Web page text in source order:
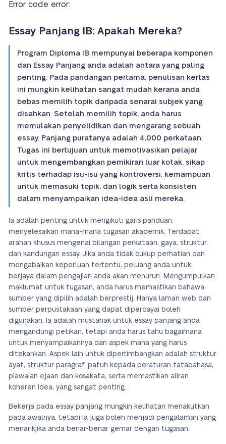
Error code error:
Essay Panjang IB: Apakah Mereka?
Program Diploma IB mempunyai beberapa komponen
dan Essay Panjang anda adalah antara yang paling
penting. Pada pandangan pertama, penulisan kertas
ini mungkin kelihatan sangat mudah kerana anda
bebas memilih topik daripada senarai subjek yang
disahkan. Setelah memilih topik, anda harus
memulakan penyelidikan dan mengarang sebuah
essay. Panjang puratanya adalah 4,000 perkataan.
Tugas ini bertujuan untuk memotivasikan pelajar
untuk mengembangkan pemikiran luar kotak, sikap
kritis terhadap isu-isu yang kontroversi, kemampuan
untuk memasuki topik, dan logik serta konsisten
dalam menyampaikan idea-idea asli mereka.
Ia adalah penting untuk mengikuti garis panduan,
menyelesaikan mana-mana tugasan akademik. Terdapat
arahan khusus mengenai bilangan perkataan, gaya, struktur,
dan kandungan essay. Jika anda tidak cukup perhatian dan
mengabaikan keperluan tertentu, peluang anda untuk
berjaya dalam pengajian anda akan menurun. Mengumpulkan
maklumat untuk tugasan, anda harus memastikan bahawa
sumber yang dipilih adalah berprestij. Hanya laman web dan
sumber perpustakaan yang dapat dipercayai boleh
digunakan. Ia adalah mustahak untuk essay panjang anda
mengandungi petikan, tetapi anda harus tahu bagaimana
untuk menyampaikannya dan aspek mana yang harus
ditekankan. Aspek lain untuk dipertimbangkan adalah struktur
ayat, struktur paragraf, patuh kepada peraturan tatabahasa,
piawaian ejaan dan kosakata, serta memastikan aliran
koheren idea, yang sangat penting.
Bekerja pada essay panjang mungkin kelihatan menakutkan
pada awalnya, tetapi ia juga boleh menjadi pengalaman yang
menarikjika anda benar-benar gemar dengan tugasan.